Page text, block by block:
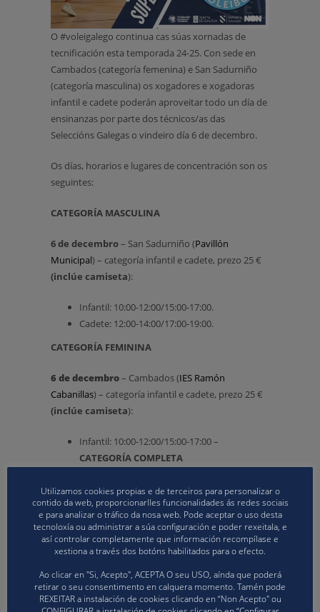
O #voleigalego continua cas súas xornadas de
tecnificación esta temporada 24-25. Con sede en
Cambados (categoría femenina) e San Sadurniño
(categoría masculina) os xogadores e xogadoras
infantil e cadete poderán aproveitar todo un día de
ensinanzas por parte dos técnicos/as das
Seleccións Galegas o vindeiro día 6 de decembro.
Os días, horarios e lugares de concentración son os
seguintes:
CATEGORÍA MASCULINA
6 de decembro– San Sadurniño (Pavillón
Municipal) – categoría infantil e cadete, prezo 25 €
(inclúe camiseta):
Infantil: 10:00-12:00/15:00-17:00.
Cadete: 12:00-14:00/17:00-19:00.
CATEGORÍA FEMININA
6 de decembro– Cambados (IES Ramón
Cabanillas) – categoría infantil e cadete, prezo 25 €
(inclúe camiseta):
Infantil: 10:00-12:00/15:00-17:00 –
CATEGORÍA COMPLETA
Para a inscripción nesta xornada deberase
cumprimentar o formulario disponible na sección
de descargas da nosa web, así coma o pago de 25 €
(Número de conta: ES71 0081 0499 6400 0137 8440,
pago e formulario a dtecnico@volei.gal antes do día
mércores 4 de decembro ás 12:00 horas,
Utilizamos cookies propias e de terceiros para personalizar o
contido da web, proporcionarlles funcionalidades ás redes sociais
e para analizar o tráfico da nosa web. Pode aceptar o uso desta
tecnoloxía ou administrar a súa configuración e poder rexeitala, e
así controlar completamente que información recompílase e
xestiona a través dos botóns habilitados para o efecto.
Ao clicar en "Si, Acepto", ACEPTA O seu USO, aínda que poderá
retirar o seu consentimento en calquera momento. Tamén pode
REXEITAR a instalación de cookies clicando en “Non Acepto" ou